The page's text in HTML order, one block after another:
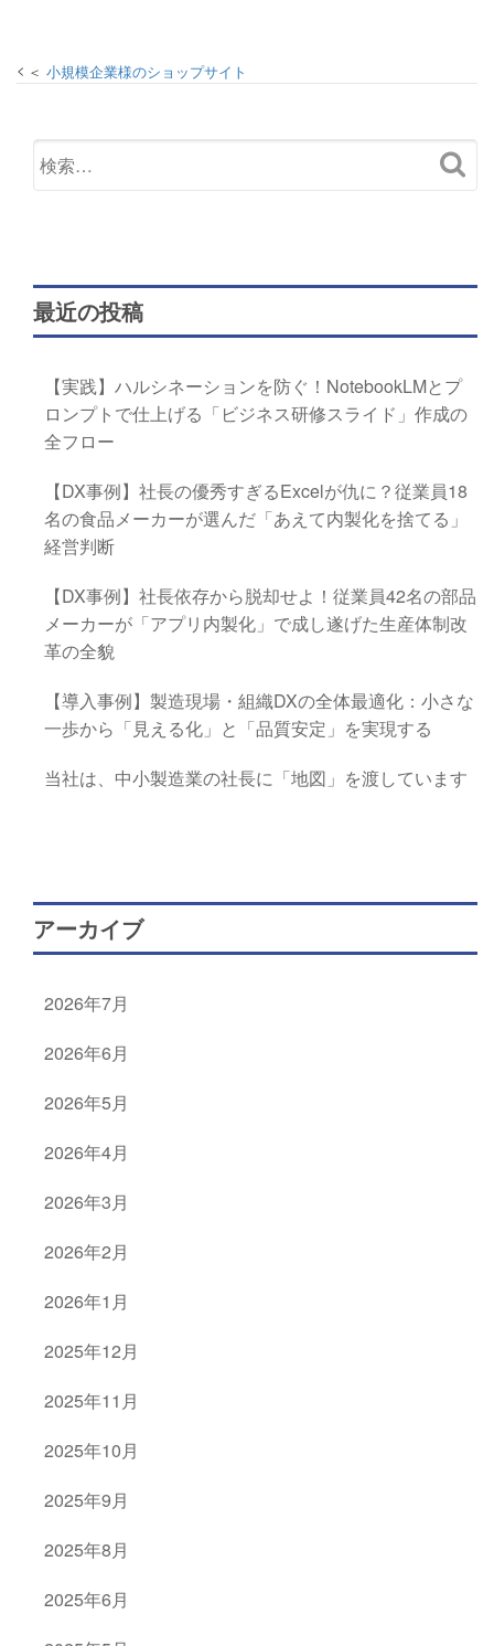
小規模企業様のショップサイト
最近の投稿
【実践】ハルシネーションを防ぐ！NotebookLMとプ
ロンプトで仕上げる「ビジネス研修スライド」作成の
全フロー
【DX事例】社長の優秀すぎるExcelが仇に？従業員18
名の食品メーカーが選んだ「あえて内製化を捨てる」
経営判断
【DX事例】社長依存から脱却せよ！従業員42名の部品
メーカーが「アプリ内製化」で成し遂げた生産体制改
革の全貌
【導入事例】製造現場・組織DXの全体最適化：小さな
一歩から「見える化」と「品質安定」を実現する
当社は、中小製造業の社長に「地図」を渡しています
アーカイブ
2026年7月
2026年6月
2026年5月
2026年4月
2026年3月
2026年2月
2026年1月
2025年12月
2025年11月
2025年10月
2025年9月
2025年8月
2025年6月